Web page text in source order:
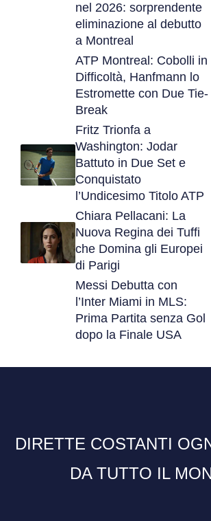
nel 2026: sorprendente
eliminazione al debutto
a Montreal
ATP Montreal: Cobolli in
Difficoltà, Hanfmann lo
Estromette con Due Tie-
Break
Fritz Trionfa a
Washington: Jodar
Battuto in Due Set e
Conquistato
l’Undicesimo Titolo ATP
Chiara Pellacani: La
Nuova Regina dei Tuffi
che Domina gli Europei
di Parigi
Messi Debutta con
l’Inter Miami in MLS:
Prima Partita senza Gol
dopo la Finale USA
DIRETTE COSTANTI
DA TUTTO IL